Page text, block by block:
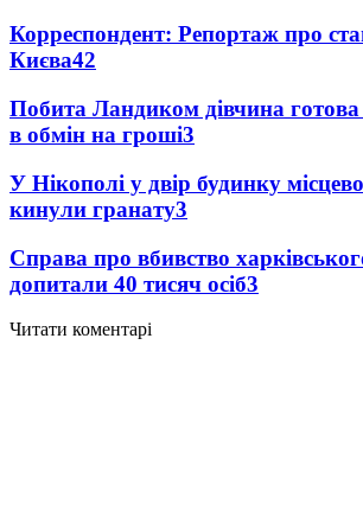
Корреспондент: Репортаж про
Києва42
Побита Ландиком дівчина готова
в обмін на гроші3
У Нікополі у двір будинку
кинули гранату3
Справа про вбивство
допитали 40 тисяч осіб3
Читати коментарі